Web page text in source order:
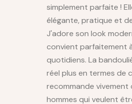
simplement parfaite !
élégante, pratique et
J'adore son look
convient parfaitement
quotidiens. La
réel plus en termes de
recommande
hommes qui veulent